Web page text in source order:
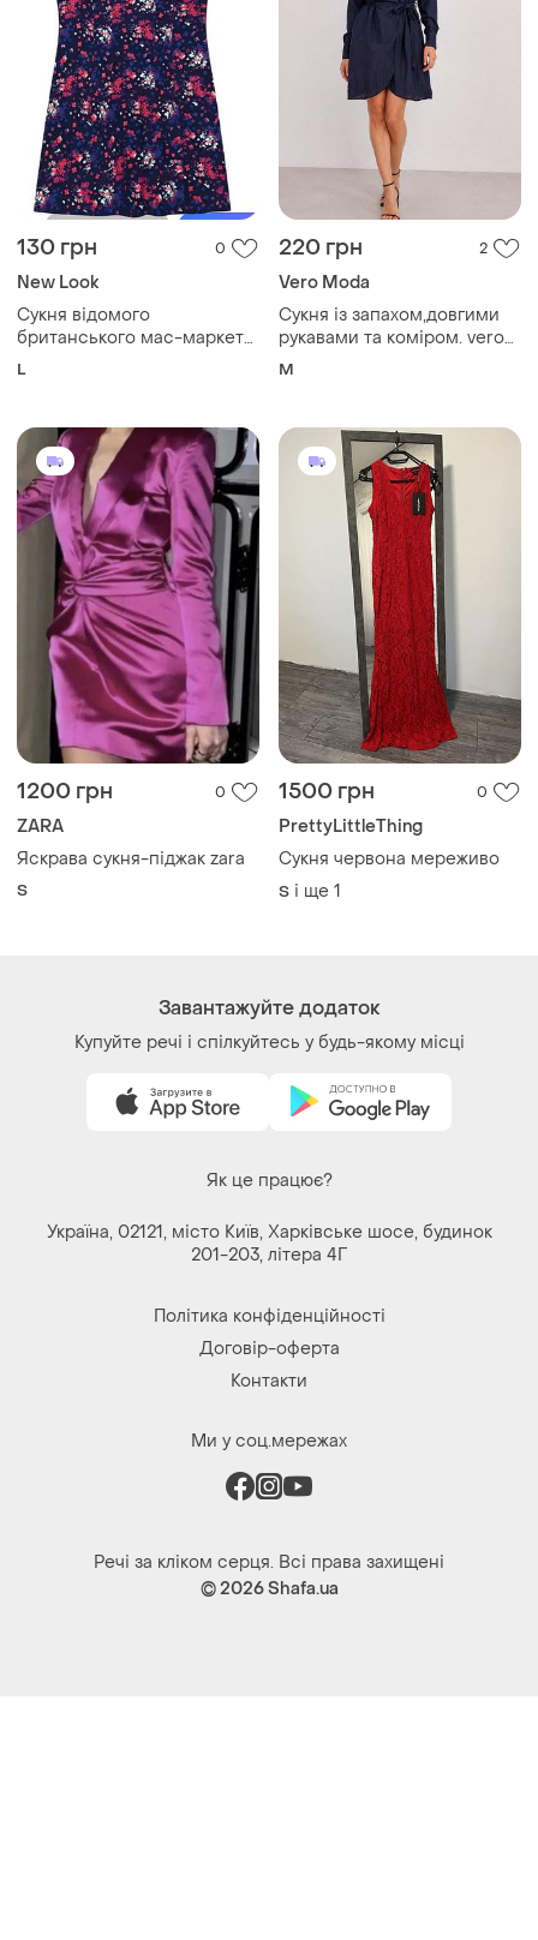
130 грн 0
New Look
Сукня відомого
британського мас-маркет
бренду new look.
L
220 грн 2
Vero Moda
Сукня із запахом,довгими
рукавами та коміром. vero
moda
M
1200 грн 0
ZARA
Яскрава сукня-піджак zara
S
1500 грн 0
PrettyLittleThing
Сукня червона мереживо
S і ще 1
Завантажуйте додаток
Купуйте речі і спілкуйтесь у будь-якому місці
Як це працює?
Україна, 02121, місто Київ, Харківське шосе, будинок
201-203, літера 4Г
Політика конфіденційності
Договір-оферта
Контакти
Ми у соц.мережах
Речі за кліком серця. Всі права захищені
© 2026Shafa.ua